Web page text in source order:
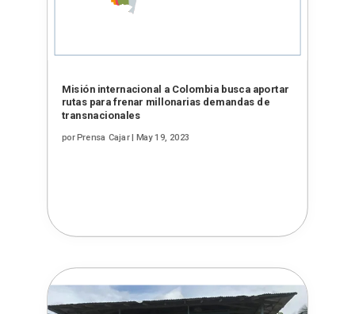
Misión internacional a Colombia busca aportar
rutas para frenar millonarias demandas de
transnacionales
por Prensa Cajar| May 19, 2023